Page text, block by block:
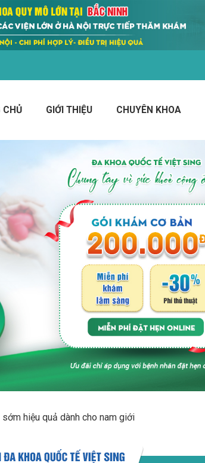
CHỦ GIỚI THIỆU CHUYÊN KHOA
hiệu quả dành cho nam giới